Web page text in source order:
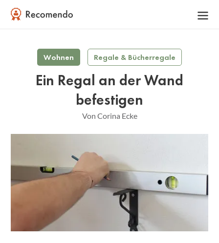
Wohnen Regale & Bücherregale
Ein Regal an der Wand
befestigen
Von Corina Ecke